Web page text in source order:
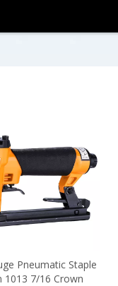
Pneumatic Staple
1013 7/16 Crown